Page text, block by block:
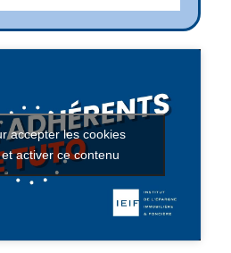
accepter les cookies
activer ce contenu